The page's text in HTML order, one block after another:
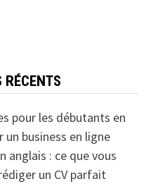
pour les débutants en
un business en ligne
anglais : ce que vous
un CV parfait